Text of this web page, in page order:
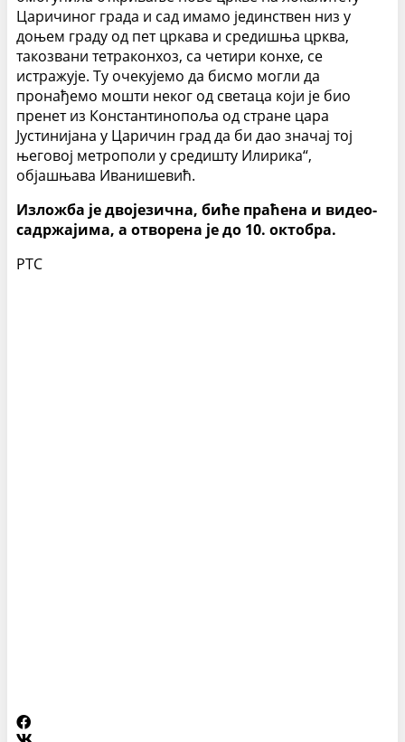
Царичиног града и сад имамо јединствен низ у
доњем граду од пет цркава и средишња црква,
такозвани тетраконхоз, са четири конхе, се
истражује. Ту очекујемо да бисмо могли да
пронађемо мошти неког од светаца који је био
пренет из Константинопоља од стране цара
Јустинијана у Царичин град да би дао значај тој
његовој метрополи у средишту Илирика“,
објашњава Иванишевић.
Изложба је двојезична, биће праћена и видео-
садржајима, а отворена је до 10. октобра.
РТС